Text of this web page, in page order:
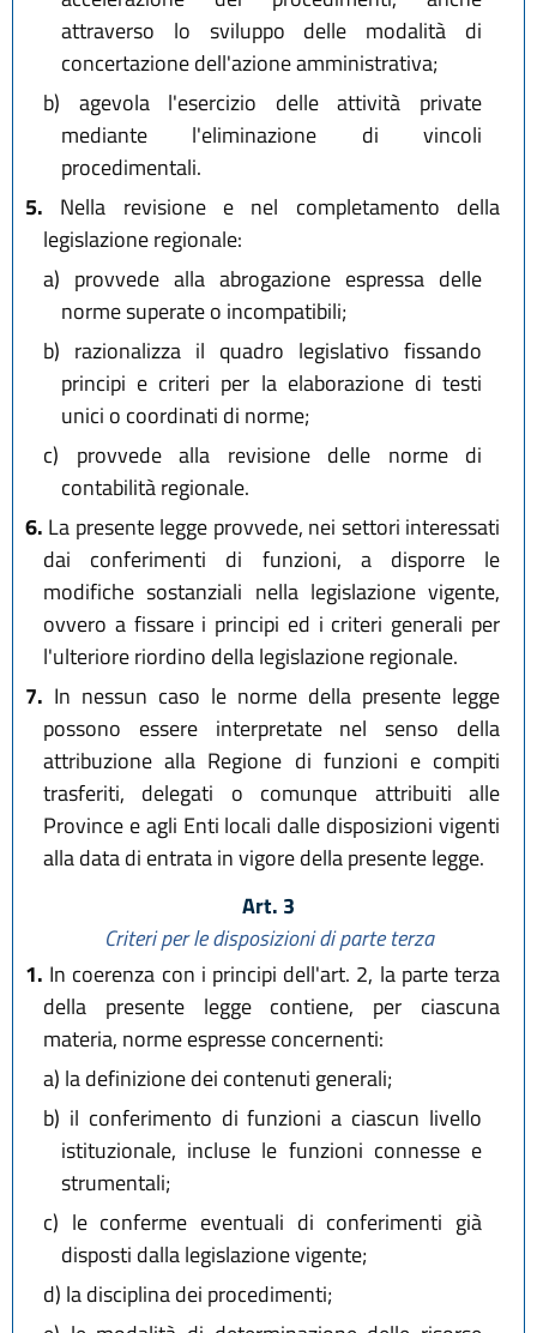
attraverso lo sviluppo delle modalità di
concertazione dell'azione amministrativa;
b) agevola l'esercizio delle attività private
mediante l'eliminazione di vincoli
procedimentali.
5. Nella revisione e nel completamento della
legislazione regionale:
a) provvede alla abrogazione espressa delle
norme superate o incompatibili;
b) razionalizza il quadro legislativo fissando
principi e criteri per la elaborazione di testi
unici o coordinati di norme;
c) provvede alla revisione delle norme di
contabilità regionale.
6. La presente legge provvede, nei settori interessati
dai conferimenti di funzioni, a disporre le
modifiche sostanziali nella legislazione vigente,
ovvero a fissare i principi ed i criteri generali per
l'ulteriore riordino della legislazione regionale.
7. In nessun caso le norme della presente legge
possono essere interpretate nel senso della
attribuzione alla Regione di funzioni e compiti
trasferiti, delegati o comunque attribuiti alle
Province e agli Enti locali dalle disposizioni vigenti
alla data di entrata in vigore della presente legge.
Art. 3
Criteri per le disposizioni di parte terza
1. In coerenza con i principi dell'art. 2, la parte terza
della presente legge contiene, per ciascuna
materia, norme espresse concernenti:
a) la definizione dei contenuti generali;
b) il conferimento di funzioni a ciascun livello
istituzionale, incluse le funzioni connesse e
strumentali;
c) le conferme eventuali di conferimenti già
disposti dalla legislazione vigente;
d) la disciplina dei procedimenti;